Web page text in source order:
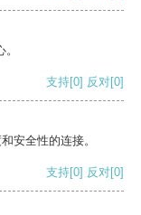
支持[0] 反对[0]
安全性的连接。
支持[0] 反对[0]